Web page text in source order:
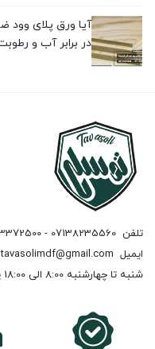
آیا ورق پلای
در برابر آب و
تلفن 07138235560 - 09173372500
ایمیل tavasolimdf@gmail.com
شنبه تا چهارشنبه 8:00 الی 18:00 پنجشنبه 8:00 الی 13:00